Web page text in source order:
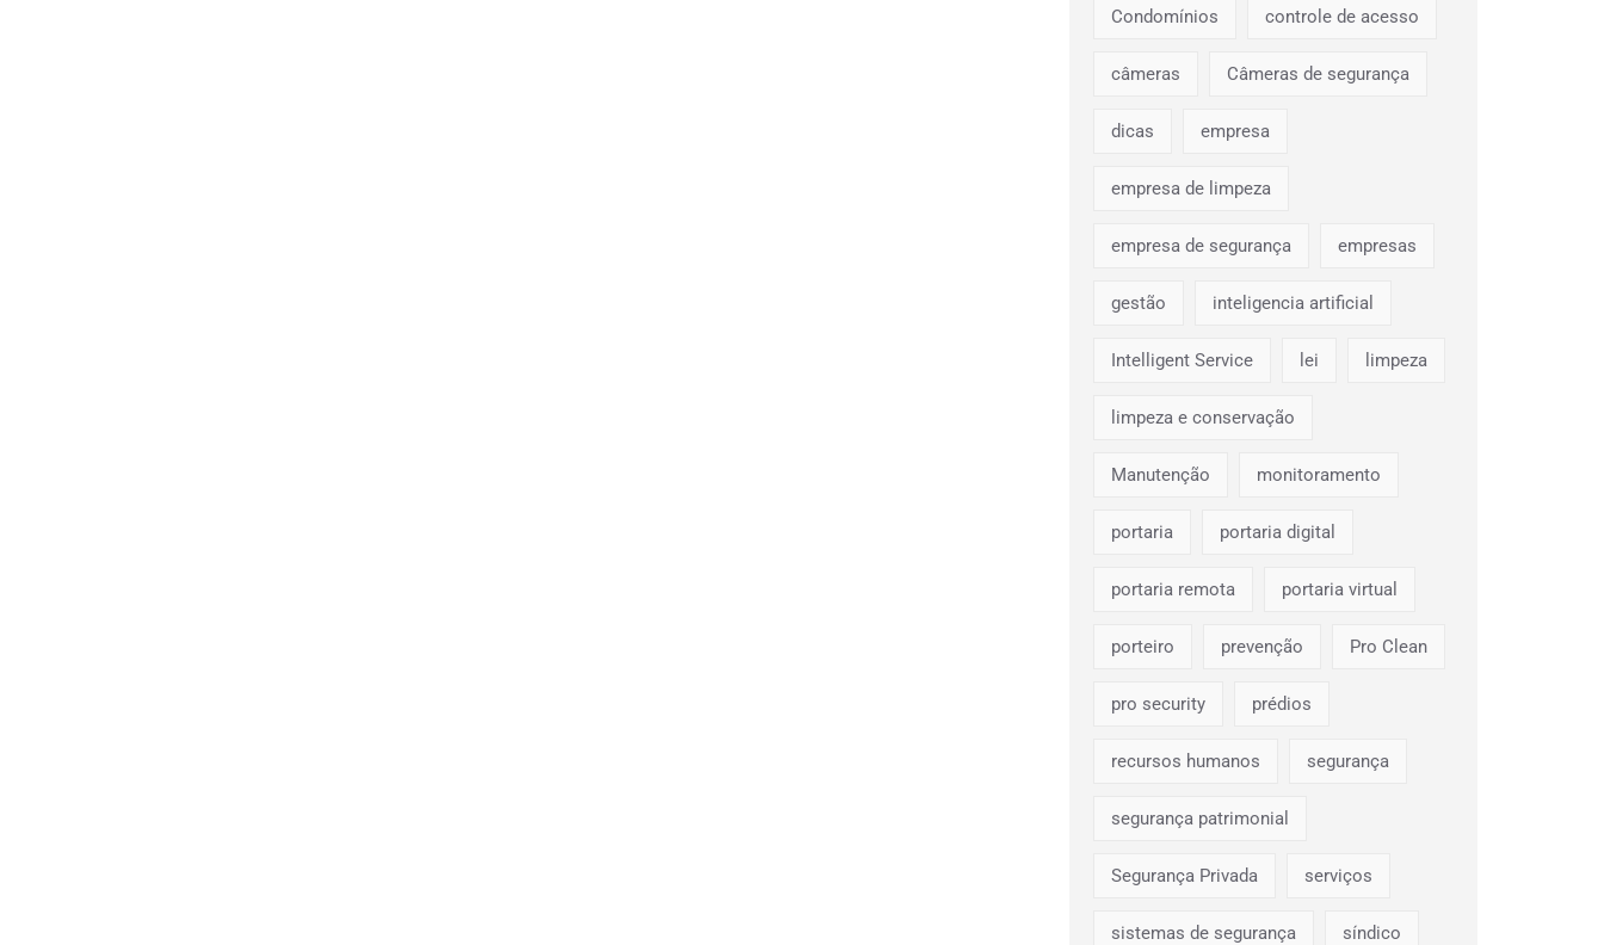
Condomínios controle de acesso
câmeras Câmeras de segurança
dicas empresa
empresa de limpeza
empresa de segurança empresas
gestão inteligencia artificial
Intelligent Service lei limpeza
limpeza e conservação
Manutenção monitoramento
portaria portaria digital
portaria remota portaria virtual
porteiro prevenção Pro Clean
pro security prédios
recursos humanos segurança
segurança patrimonial
Segurança Privada serviços
sistemas de segurança síndico